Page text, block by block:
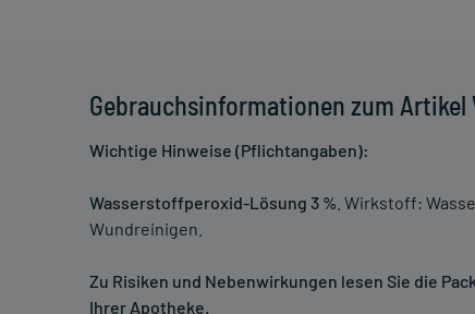
Gebrauchsinformationen zum
Wichtige Hinweise (Pflichtangaben):
Wasserstoffperoxid-Lösung 3 % . Wirkstoff:
Wundreinigen.
Zu Risiken und Nebenwirkungen lesen Sie die
Ihrer Apotheke.